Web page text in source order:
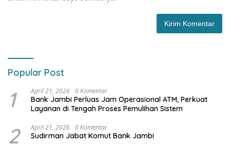
Popular Post
1 April 21, 2026 0 Komentar
Bank Jambi Perluas Jam Operasional ATM, Perkuat
Layanan di Tengah Proses Pemulihan Sistem
2 April 21, 2026 0 Komentar
Sudirman Jabat Komut Bank Jambi